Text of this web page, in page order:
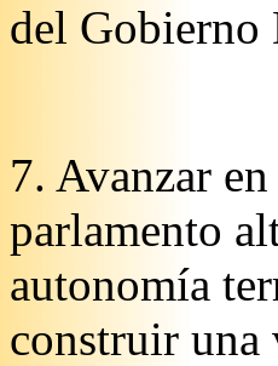
del Gobierno
7. Avanzar
parlamento
autonomía
construir una